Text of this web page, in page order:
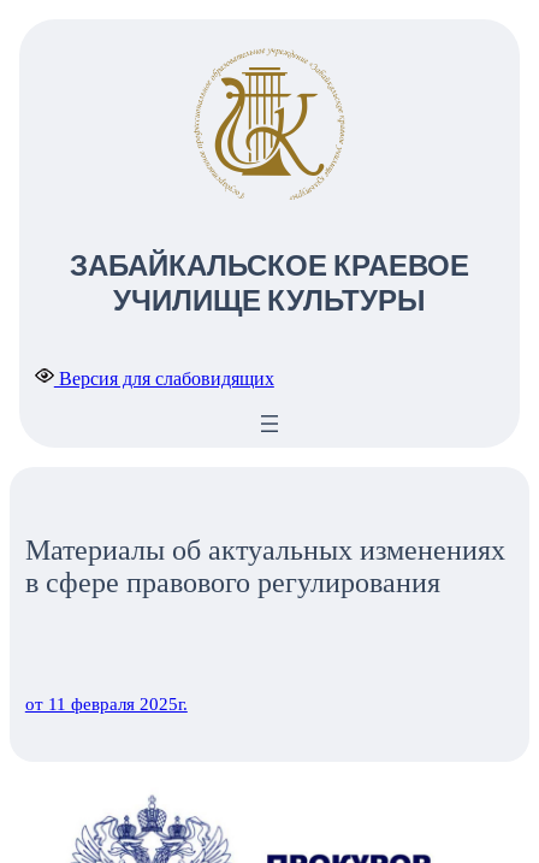
ЗАБАЙКАЛЬСКОЕ КРАЕВОЕ
УЧИЛИЩЕ КУЛЬТУРЫ
Версия для слабовидящих
Материалы об актуальных изменениях
в сфере правового регулирования
от 11 февраля 2025г.